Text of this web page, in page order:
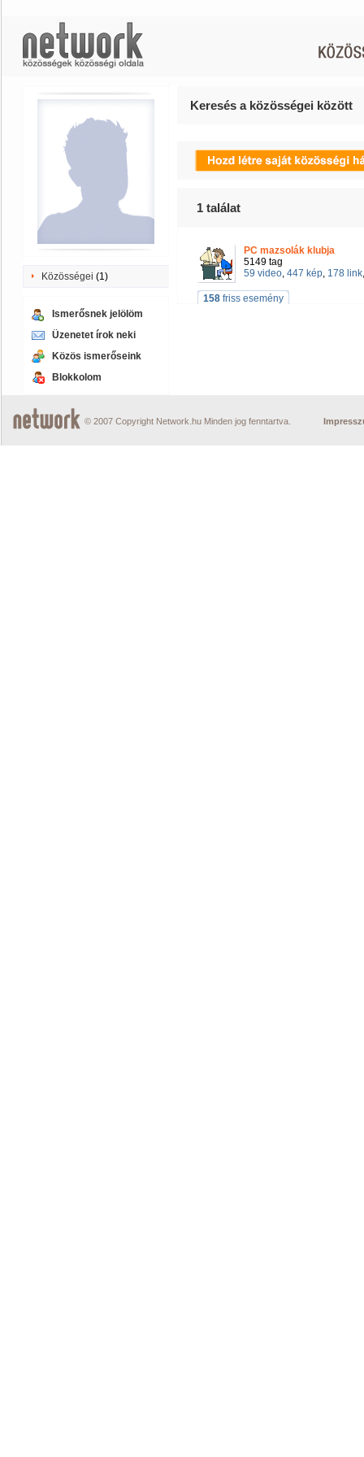
Közösségei (1)
Ismerősnek jelölöm
Üzenetet írok neki
Közös ismerőseink
Blokkolom
Keresés a közösségei között
1 találat
PC mazsolák klubja
5149 tag
59 video, 447 kép, 178 link
158 friss esemény
© 2007 Copyright Network.hu Minden jog fenntartva.